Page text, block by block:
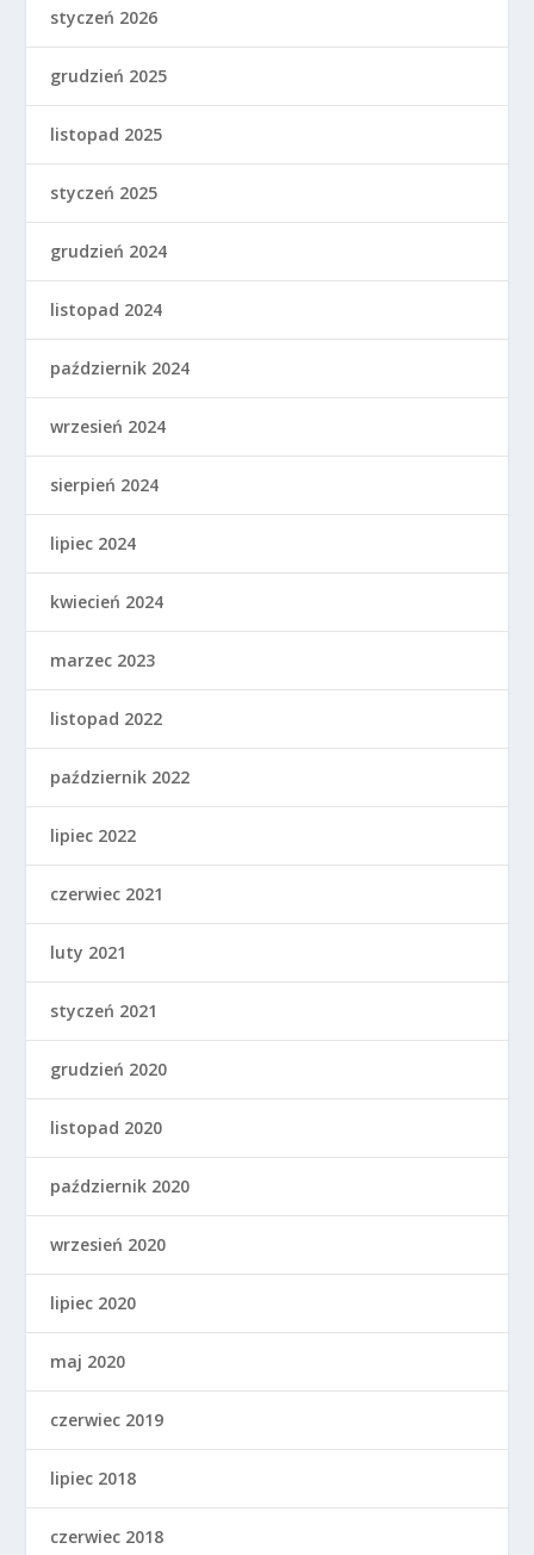
styczeń 2026
grudzień 2025
listopad 2025
styczeń 2025
grudzień 2024
listopad 2024
październik 2024
wrzesień 2024
sierpień 2024
lipiec 2024
kwiecień 2024
marzec 2023
listopad 2022
październik 2022
lipiec 2022
czerwiec 2021
luty 2021
styczeń 2021
grudzień 2020
listopad 2020
październik 2020
wrzesień 2020
lipiec 2020
maj 2020
czerwiec 2019
lipiec 2018
czerwiec 2018